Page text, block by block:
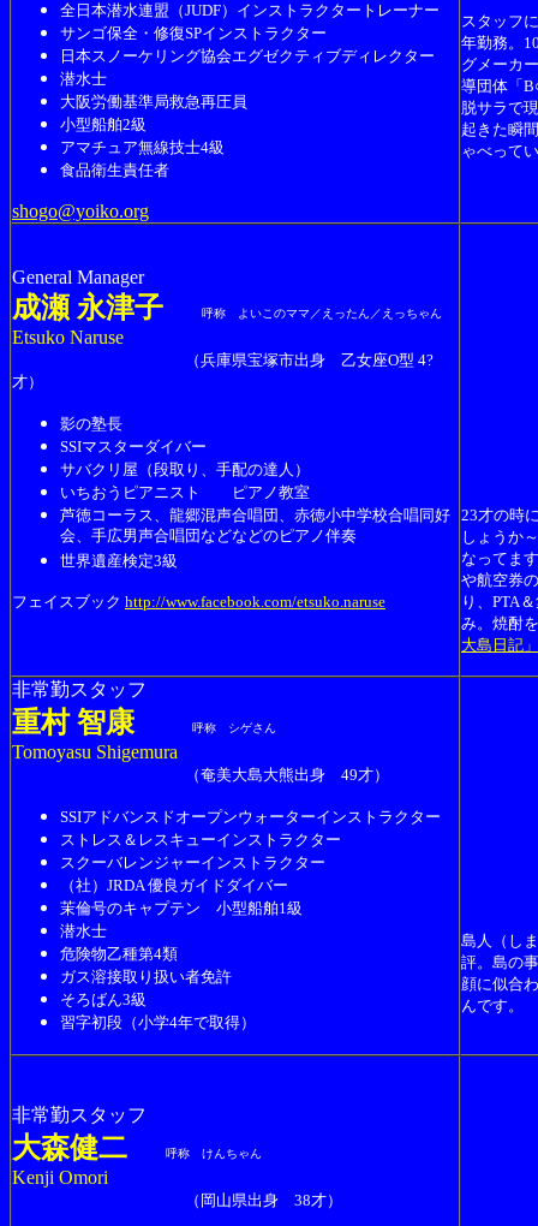
全日本潜水連盟（JUDF）インストラクタートレーナー
サンゴ保全・修復SPインストラクター
日本スノーケリング協会エグゼクティブディレクター
潜水士
大阪労働基準局救急再圧員
小型船舶2級
アマチュア無線技士4級
食品衛生責任者
shogo@yoiko.org
スタッフ
年勤務。
グメーカ
導団体「
脱サラで
起きた瞬
ゃべって
General Manager
成瀬 永津子 呼称 よいこのママ／えったん／えっちゃん
Etsuko Naruse
（兵庫県宝塚市出身 乙女座O型 4?
才）
影の塾長
SSIマスターダイバー
サバクリ屋（段取り、手配の達人）
いちおうピアニスト ピアノ教室
芦徳コーラス、龍郷混声合唱団、赤徳小中学校合唱同好
会、手広男声合唱団などなどのピアノ伴奏
世界遺産検定3級
フェイスブック http://www.facebook.com/etsuko.naruse
23才の時
しょうか
なってま
や航空券
り、PTA
み。焼酎
大島日記」
非常勤スタッフ
重村 智康 呼称 シゲさん
Tomoyasu Shigemura
（奄美大島大熊出身 49才）
SSIアドバンスドオープンウォーターインストラクター
ストレス＆レスキューインストラクター
スクーバレンジャーインストラクター
（社）JRDA 優良ガイドダイバー
茉倫号のキャプテン 小型船舶1級
潜水士
危険物乙種第4類
ガス溶接取り扱い者免許
そろばん3級
習字初段（小学4年で取得）
島人（し
評。島の
顔に似合
んです。
非常勤スタッフ
大森健二 呼称 けんちゃん
Kenji Omori
（岡山県出身 38才）